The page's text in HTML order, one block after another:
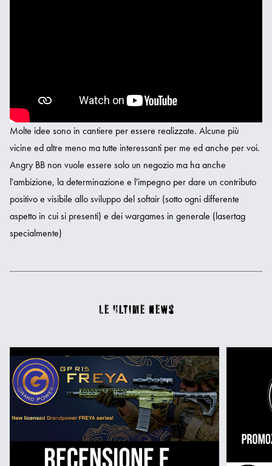
Molte idee sono in cantiere per essere realizzate. Alcune più
vicine ed altre meno ma tutte interessanti per me ed anche per voi.
Angry BB non vuole essere solo un negozio ma ha anche
l'ambizione, la determinazione e l'impegno per dare un contributo
positivo e visibile allo sviluppo del softair (sotto ogni differente
aspetto in cui si presenti) e dei wargames in generale (lasertag
specialmente)
Le ultime news